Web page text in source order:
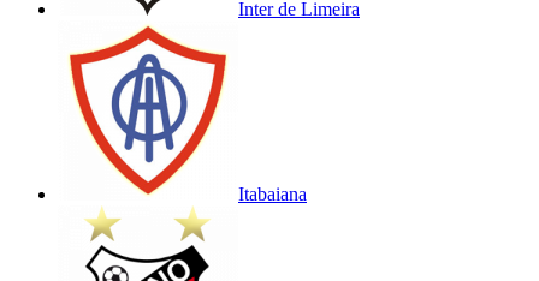
Inter de Limeira
Itabaiana